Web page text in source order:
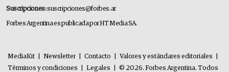
Suscripciones:suscripciones@forbes.ar
Forbes Argentina es publicada por HT Media SA.
MediaKit Newsletter Contacto Valores y estándares editoriales
Términos y condiciones
Legales
© 2026. Forbes Argentina. Todos